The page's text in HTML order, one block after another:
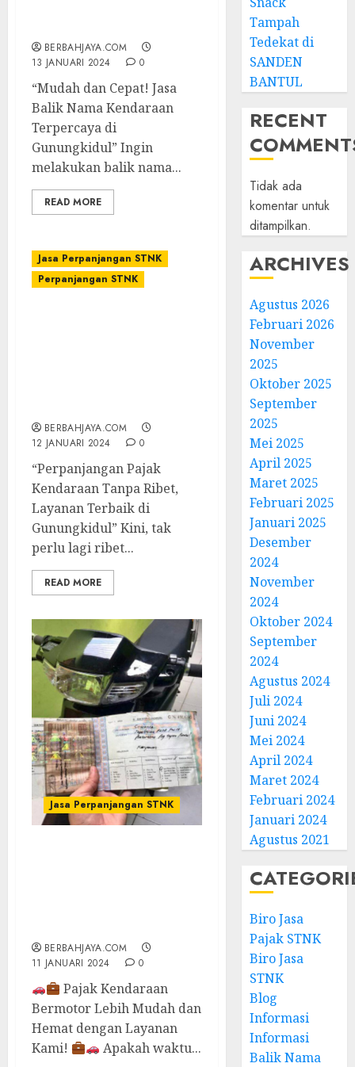
BERBAHJAYA.COM
13 JANUARI 2024
0
“Mudah dan Cepat! Jasa
Balik Nama Kendaraan
Terpercaya di
Gunungkidul” Ingin
melakukan balik nama...
READ MORE
Jasa Perpanjangan STNK
Perpanjangan STNK
BERBAHJAYA.COM
12 JANUARI 2024
0
“Perpanjangan Pajak
Kendaraan Tanpa Ribet,
Layanan Terbaik di
Gunungkidul” Kini, tak
perlu lagi ribet...
READ MORE
Jasa Perpanjangan STNK
BERBAHJAYA.COM
11 JANUARI 2024
0
Pajak Kendaraan
Bermotor Lebih Mudah dan
Hemat dengan Layanan
Kami!
Apakah waktu...
Tampah
Tedekat di
SANDEN
BANTUL
RECENT
Tidak ada
komentar untuk
ditampilkan.
ARCHIVES
Agustus 2026
Februari 2026
November
2025
Oktober 2025
September
2025
Mei 2025
April 2025
Maret 2025
Februari 2025
Januari 2025
Desember
2024
November
2024
Oktober 2024
September
2024
Agustus 2024
Juli 2024
Juni 2024
Mei 2024
April 2024
Maret 2024
Februari 2024
Januari 2024
Agustus 2021
Biro Jasa
Pajak STNK
Biro Jasa
STNK
Blog
Informasi
Informasi
Balik Nama